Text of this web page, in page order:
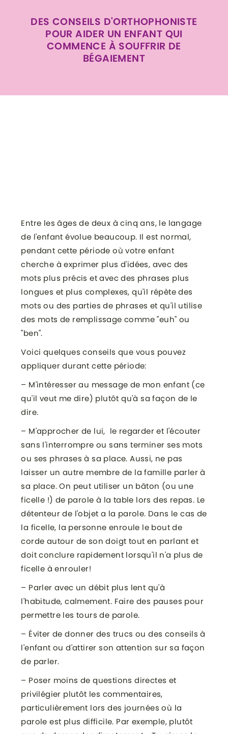
DES CONSEILS D'ORTHOPHONISTE
POUR AIDER UN ENFANT QUI
COMMENCE À SOUFFRIR DE
BÉGAIEMENT
Entre les âges de deux à cinq ans, le langage
de l'enfant évolue beaucoup. Il est normal,
pendant cette période où votre enfant
cherche à exprimer plus d'idées, avec des
mots plus précis et avec des phrases plus
longues et plus complexes, qu'il répète des
mots ou des parties de phrases et qu'il utilise
des mots de remplissage comme "euh" ou
"ben".
Voici quelques conseils que vous pouvez
appliquer durant cette période:
– M'intéresser au message de mon enfant (ce
qu'il veut me dire) plutôt qu'à sa façon de le
dire.
– M'approcher de lui, le regarder et l'écouter
sans l'interrompre ou sans terminer ses mots
ou ses phrases à sa place. Aussi, ne pas
laisser un autre membre de la famille parler à
sa place. On peut utiliser un bâton (ou une
ficelle !) de parole à la table lors des repas. Le
détenteur de l'objet a la parole. Dans le cas de
la ficelle, la personne enroule le bout de
corde autour de son doigt tout en parlant et
doit conclure rapidement lorsqu'il n'a plus de
ficelle à enrouler!
– Parler avec un débit plus lent qu'à
l'habitude, calmement. Faire des pauses pour
permettre les tours de parole.
– Éviter de donner des trucs ou des conseils à
l'enfant ou d'attirer son attention sur sa façon
de parler.
– Poser moins de questions directes et
privilégier plutôt les commentaires,
particulièrement lors des journées où la
parole est plus difficile. Par exemple, plutôt